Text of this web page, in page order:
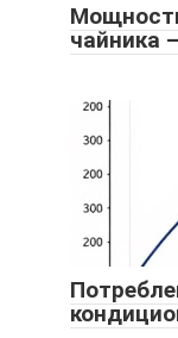
чайника